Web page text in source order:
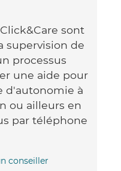
sont
supervision de
processus
une aide pour
d'autonomie à
ou ailleurs en
par téléphone
conseiller